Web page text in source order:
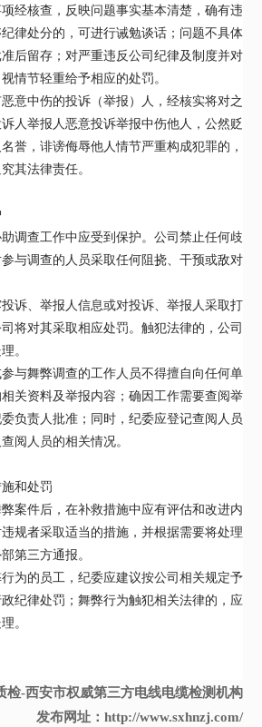
经核查，反映问题事实基本清楚，确有违
律处分的，可进行诫勉谈话；问题不具体
后留存；对严重违反公司纪律及制度并对
情节轻重给予相应的处罚。
意中伤的投诉（举报）人，经核实将对之
人举报人恶意投诉举报中伤他人，公然贬
誉，诽谤侮辱他人情节严重构成犯罪的，
其法律责任。
调查工作中应受到保护。公司禁止任何歧
与调查的人员采取任何阻挠、干预或敌对
诉、举报人信息或对投诉、举报人采取打
将对其采取相应处罚。触犯法律的，公司
。
与舞弊调查的工作人员不得擅自向任何单
关资料及举报内容；确因工作需要查阅举
负责人批准；同时，纪委应登记查阅人员
阅人员的相关情况。
和处罚
案件后，在补救措施中应有评估和改进内
规者采取适当的措施，并根据需要将处理
第三方通报。
为的员工，纪委应建议按公司相关规定予
纪律处罚；舞弊行为触犯相关法律的，应
。
检-西安市权威第三方电线电缆检测机构
发布网址：http://www.sxhnzj.com/